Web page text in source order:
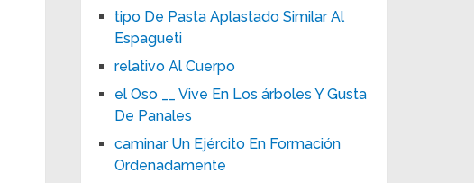
tipo De Pasta Aplastado Similar Al
Espagueti
relativo Al Cuerpo
el Oso __ Vive En Los árboles Y Gusta
De Panales
caminar Un Ejército En Formación
Ordenadamente